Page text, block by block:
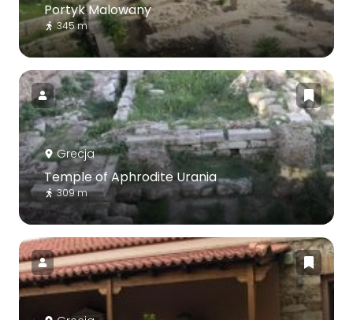
Portyk Malowany
345 m
Grecja
Temple of Aphrodite Urania
309 m